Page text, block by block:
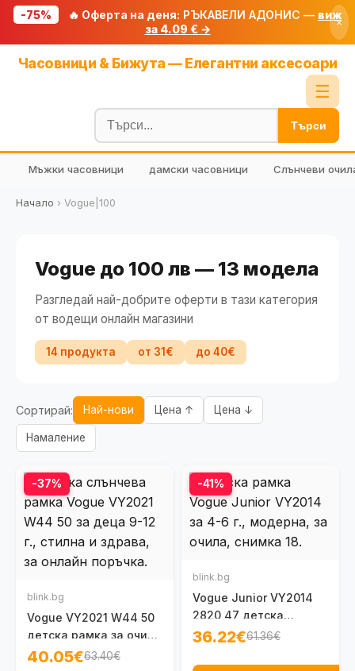
-75% 🔥 Оферта на деня: РЪКАВЕЛИ АДОНИС — виж
за 4.09 € →
×
Часовници & Бижута — Елегантни аксесоари
☰
Блог
🧮 Калкулатори
🔍 Намери продукт
Търси
Мъжки часовници дамски часовници Слънчеви
Начало › Vogue|100
Vogue до 100 лв — 13 модела
Разгледай най-добрите оферти в тази категория
от водещи онлайн магазини
14 продукта от 31€ до 40€
Сортирай: Най-нови Цена ↑ Цена ↓
Намаление
-37%
blink.bg
Vogue VY2021 W44 50
детска рамка за очила
9-12 г.
40.05€63.40€
-41%
blink.bg
Vogue Junior VY2014
2820 47 детска
унисекс рамка за
36.22€61.36€